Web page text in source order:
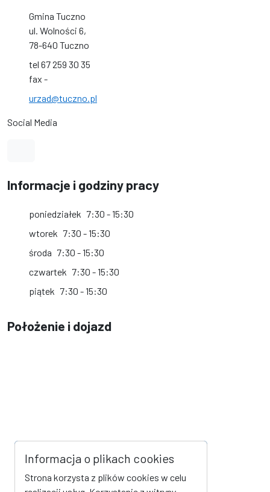
Gmina Tuczno
ul. Wolności 6,
78-640 Tuczno
tel 67 259 30 35
fax -
urzad@tuczno.pl
Social Media
Informacje i godziny pracy
poniedziałek 7:30 - 15:30
wtorek 7:30 - 15:30
środa 7:30 - 15:30
czwartek 7:30 - 15:30
piątek 7:30 - 15:30
Położenie i dojazd
Informacja o plikach cookies
Strona korzysta z plików cookies w celu